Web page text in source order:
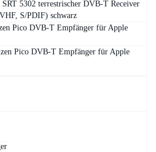
SRT 5302 terrestrischer DVB-T Receiver
S/PDIF) schwarz
Pico DVB-T Empfänger für Apple
Pico DVB-T Empfänger für Apple